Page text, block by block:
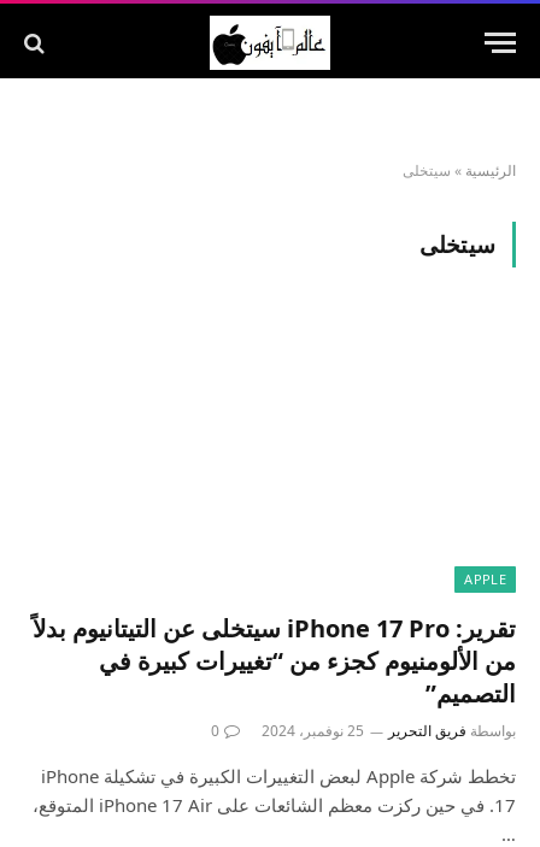
الرئيسية » سيتخلى
سيتخلى
APPLE
تقرير: iPhone 17 Pro سيتخلى عن التيتانيوم بدلاً
من الألومنيوم كجزء من “تغييرات كبيرة في
التصميم”
بواسطة فريق التحرير 25 نوفمبر، 2024 0
تخطط شركة Apple لبعض التغييرات الكبيرة في تشكيلة iPhone
17. في حين ركزت معظم الشائعات على iPhone 17 Air المتوقع،
…